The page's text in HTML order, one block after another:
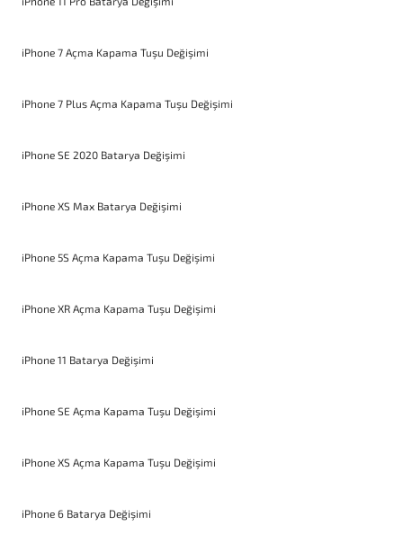
iPhone 7 Açma Kapama Tuşu Değişimi
iPhone 7 Plus Açma Kapama Tuşu Değişimi
iPhone SE 2020 Batarya Değişimi
iPhone XS Max Batarya Değişimi
iPhone 5S Açma Kapama Tuşu Değişimi
iPhone XR Açma Kapama Tuşu Değişimi
iPhone 11 Batarya Değişimi
iPhone SE Açma Kapama Tuşu Değişimi
iPhone XS Açma Kapama Tuşu Değişimi
iPhone 6 Batarya Değişimi